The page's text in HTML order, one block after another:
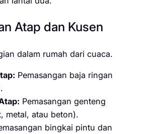
Atap dan Kusen
dalam rumah dari cuaca.
Pemasangan baja ringan
Pemasangan genteng
metal, atau beton).
bingkai pintu dan